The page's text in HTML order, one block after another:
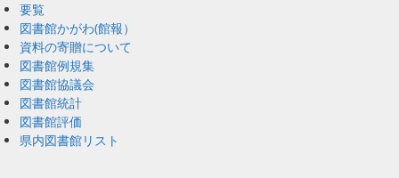
要覧
図書館かがわ(館報）
資料の寄贈について
図書館例規集
図書館協議会
図書館統計
図書館評価
県内図書館リスト